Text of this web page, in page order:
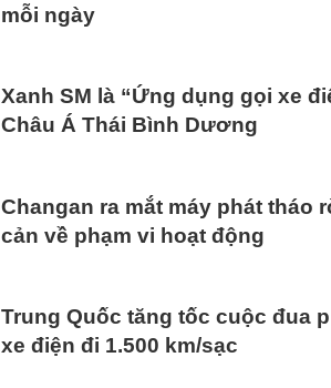
mỗi ngày
Xanh SM là “Ứng dụng gọi xe
Châu Á Thái Bình Dương
Changan ra mắt máy phát tháo
cản về phạm vi hoạt động
Trung Quốc tăng tốc cuộc đua
xe điện đi 1.500 km/sạc